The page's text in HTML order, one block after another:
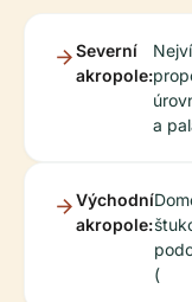
Severní
akropole:
a
Východní
akropole:
(